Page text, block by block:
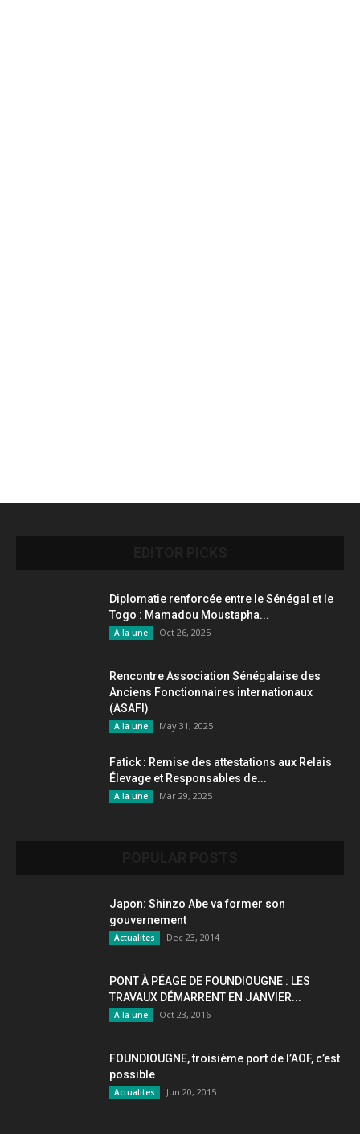
Diplomatie renforcée entre le Sénégal et le
Togo : Mamadou Moustapha...
A la une Oct 26, 2025
Rencontre Association Sénégalaise des
Anciens Fonctionnaires internationaux
(ASAFI)
A la une May 31, 2025
Fatick : Remise des attestations aux Relais
Élevage et Responsables de...
A la une Mar 29, 2025
Japon: Shinzo Abe va former son
gouvernement
Actualites Dec 23, 2014
PONT À PÉAGE DE FOUNDIOUGNE : LES
TRAVAUX DÉMARRENT EN JANVIER...
A la une Oct 23, 2016
FOUNDIOUGNE, troisième port de l’AOF, c’est
possible
Actualites Jun 20, 2015